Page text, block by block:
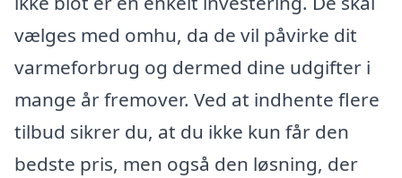
vælges med omhu, da de vil påvirke dit
varmeforbrug og dermed dine udgifter i
mange år fremover. Ved at indhente flere
tilbud sikrer du, at du ikke kun får den
bedste pris, men også den løsning, der